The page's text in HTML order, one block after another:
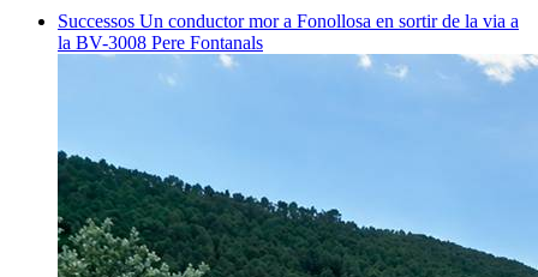
Successos Un conductor mor a Fonollosa en sortir de la via a
la BV-3008 Pere Fontanals